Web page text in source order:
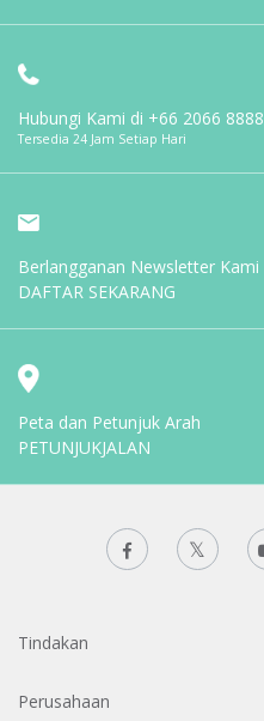
Hubungi Kami di +66 2066 8888
Tersedia 24 Jam Setiap Hari
Berlangganan Newsletter Kami
DAFTAR SEKARANG
Peta dan Petunjuk Arah
PETUNJUKJALAN
Tindakan
Perusahaan